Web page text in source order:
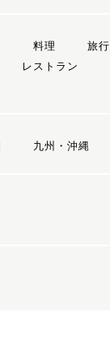
料理 旅行
レストラン
九州・沖縄